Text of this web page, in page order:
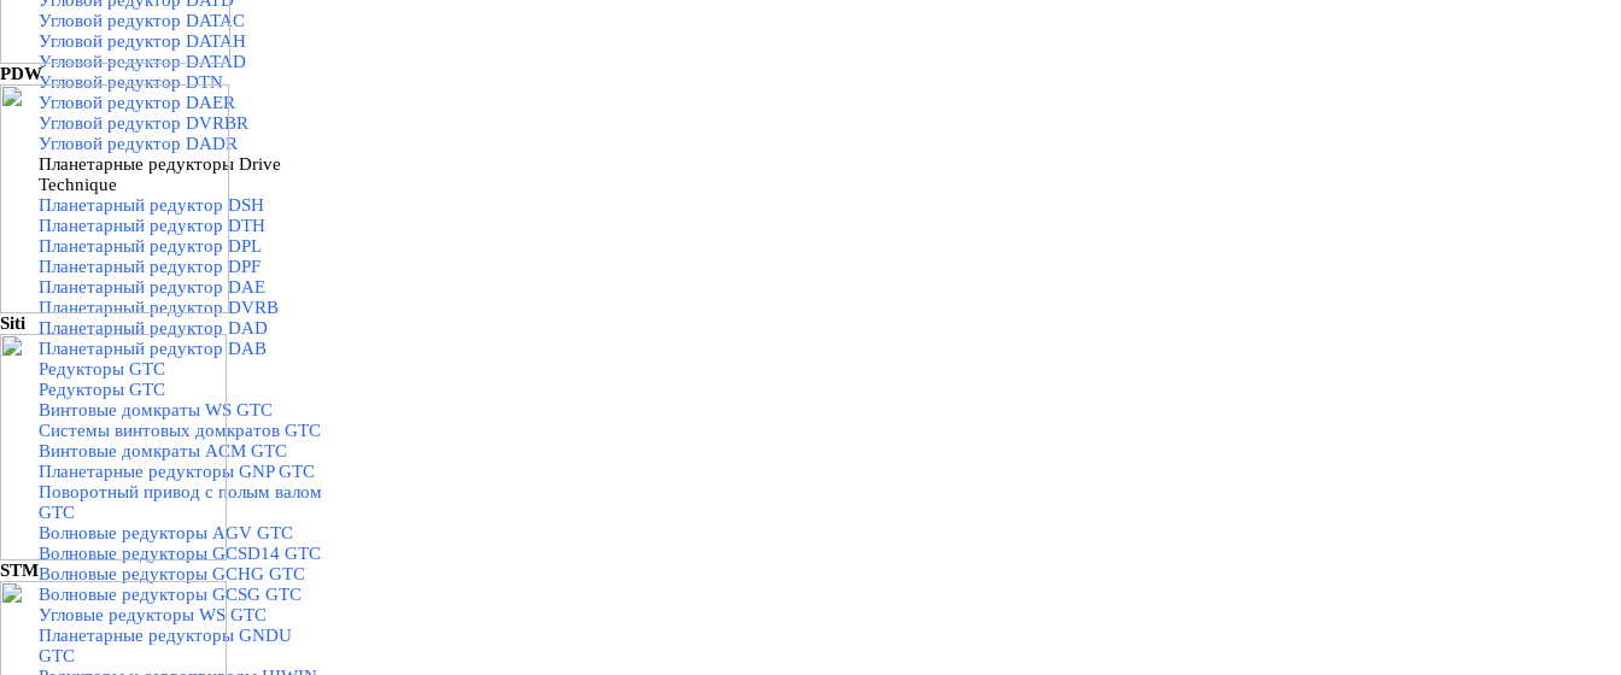
Угловой редуктор DATAC
Угловой редуктор DATAH
Угловой редуктор DATAD
Угловой редуктор DTN
Угловой редуктор DAER
Угловой редуктор DVRBR
Угловой редуктор DADR
Планетарные редукторы Drive
Technique
Планетарный редуктор DSH
Планетарный редуктор DTH
Планетарный редуктор DPL
Планетарный редуктор DPF
Планетарный редуктор DAE
Планетарный редуктор DVRB
Планетарный редуктор DAD
Планетарный редуктор DAB
Редукторы GTC
Редукторы GTC
Винтовые домкраты WS GTC
Системы винтовых домкратов GTC
Винтовые домкраты ACM GTC
Планетарные редукторы GNP GTC
Поворотный привод с полым валом
GTC
Волновые редукторы AGV GTC
Волновые редукторы GCSD14 GTC
Волновые редукторы GCHG GTC
Волновые редукторы GCSG GTC
Угловые редукторы WS GTC
Планетарные редукторы GNDU
GTC
PDW
Siti
STM